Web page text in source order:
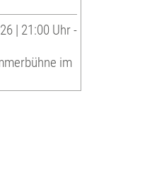
| 21:00 Uhr -
im